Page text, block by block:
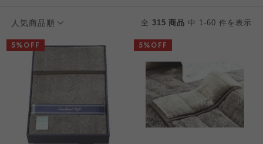
人気商品順 全 315 商品 中 1-60 件を表示
5%OFF 5%OFF